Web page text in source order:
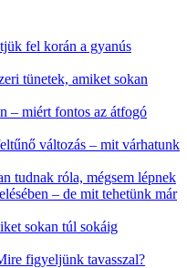
fel korán a gyanús
tünetek, amiket sokan
– miért fontos az átfogó
változás – mit várhatunk
tudnak róla, mégsem lépnek
– de mit tehetünk már
sokan túl sokáig
figyeljünk tavasszal?